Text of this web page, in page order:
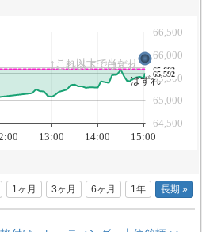
はずれ
13:00 14:00 15:00
64,500
65,000
65,500
66,000
66,500
↑これ以上で当たり
↓これ以下ではずれ 65,683
65,592
1ヶ月 3ヶ月 6ヶ月 1年 長期 »